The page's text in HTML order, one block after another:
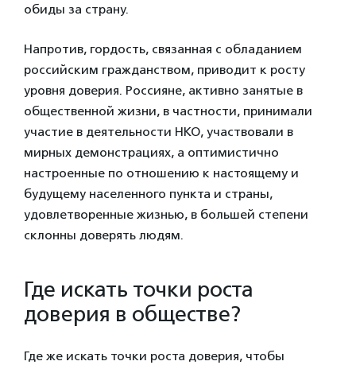
обиды за страну.
Напротив, гордость, связанная с обладанием
российским гражданством, приводит к росту
уровня доверия. Россияне, активно занятые в
общественной жизни, в частности, принимали
участие в деятельности НКО, участвовали в
мирных демонстрациях, а оптимистично
настроенные по отношению к настоящему и
будущему населенного пункта и страны,
удовлетворенные жизнью, в большей степени
склонны доверять людям.
Где искать точки роста
доверия в обществе?
Где же искать точки роста доверия, чтобы